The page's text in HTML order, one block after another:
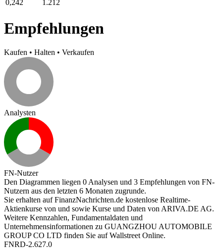
0,242
1.212
Empfehlungen
Kaufen • Halten • Verkaufen
Analysten
FN-Nutzer
Den Diagrammen liegen 0 Analysen und 3 Empfehlungen von FN-
Nutzern aus den letzten 6 Monaten zugrunde.
Sie erhalten auf FinanzNachrichten.de kostenlose Realtime-
Aktienkurse von und sowie Kurse und Daten von ARIVA.DE AG.
Weitere Kennzahlen, Fundamentaldaten und
Unternehmensinformationen zu GUANGZHOU AUTOMOBILE
GROUP CO LTD finden Sie aufWallstreet Online.
FNRD-2.627.0